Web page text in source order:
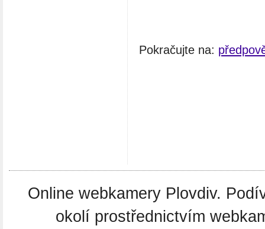
Pokračujte na:
Online webkamery Plovdiv.
okolí prostřednictvím